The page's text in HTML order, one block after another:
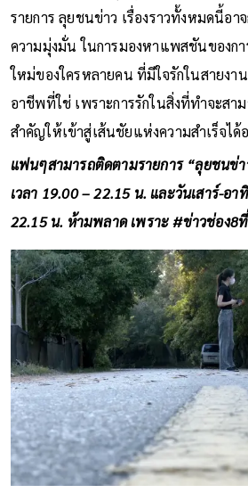
รายการ ลุยชนข่าว เรื่องราวทั้งหมดนี้อา
ความมุ่งมั่น ในการมองหาแพสชันของกา
ใหม่ของใครหลายคน ที่มีใจรักในสายงา
อาชีพที่ใช่ เพราะการรักในสิ่งที่ทำจะสา
สำคัญให้เข้าสู่เส้นชัยแห่งความสำเร็จไ
แฟนๆสามารถติดตามรายการ “ลุยชนข่
เวลา 19.00 – 22.15 น. และวันเสาร์-อา
22.15 น. ห้ามพลาด เพราะ #ข่าวช่อง8